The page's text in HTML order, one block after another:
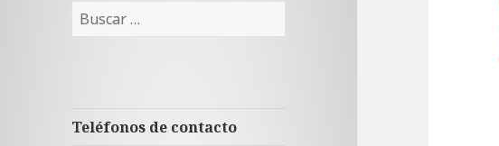
Buscar:
Teléfonos de contacto